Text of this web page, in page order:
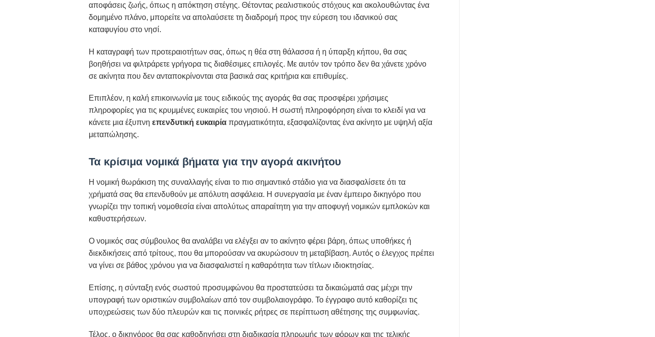
αποφάσεις ζωής, όπως η απόκτηση στέγης. Θέτοντας ρεαλιστικούς στόχους και ακολουθώντας ένα
δομημένο πλάνο, μπορείτε να απολαύσετε τη διαδρομή προς την εύρεση του ιδανικού σας
καταφυγίου στο νησί.
Η καταγραφή των προτεραιοτήτων σας, όπως η θέα στη θάλασσα ή η ύπαρξη κήπου, θα σας
βοηθήσει να φιλτράρετε γρήγορα τις διαθέσιμες επιλογές. Με αυτόν τον τρόπο δεν θα χάνετε χρόνο
σε ακίνητα που δεν ανταποκρίνονται στα βασικά σας κριτήρια και επιθυμίες.
Επιπλέον, η καλή επικοινωνία με τους ειδικούς της αγοράς θα σας προσφέρει χρήσιμες
πληροφορίες για τις κρυμμένες ευκαιρίες του νησιού. Η σωστή πληροφόρηση είναι το κλειδί για να
κάνετε μια έξυπνη επενδυτική ευκαιρία πραγματικότητα, εξασφαλίζοντας ένα ακίνητο με υψηλή αξία
μεταπώλησης.
Τα κρίσιμα νομικά βήματα για την αγορά ακινήτου
Η νομική θωράκιση της συναλλαγής είναι το πιο σημαντικό στάδιο για να διασφαλίσετε ότι τα
χρήματά σας θα επενδυθούν με απόλυτη ασφάλεια. Η συνεργασία με έναν έμπειρο δικηγόρο που
γνωρίζει την τοπική νομοθεσία είναι απολύτως απαραίτητη για την αποφυγή νομικών εμπλοκών και
καθυστερήσεων.
Ο νομικός σας σύμβουλος θα αναλάβει να ελέγξει αν το ακίνητο φέρει βάρη, όπως υποθήκες ή
διεκδικήσεις από τρίτους, που θα μπορούσαν να ακυρώσουν τη μεταβίβαση. Αυτός ο έλεγχος πρέπει
να γίνει σε βάθος χρόνου για να διασφαλιστεί η καθαρότητα των τίτλων ιδιοκτησίας.
Επίσης, η σύνταξη ενός σωστού προσυμφώνου θα προστατεύσει τα δικαιώματά σας μέχρι την
υπογραφή των οριστικών συμβολαίων από τον συμβολαιογράφο. Το έγγραφο αυτό καθορίζει τις
υποχρεώσεις των δύο πλευρών και τις ποινικές ρήτρες σε περίπτωση αθέτησης της συμφωνίας.
Τέλος, ο δικηγόρος θα σας καθοδηγήσει στη διαδικασία πληρωμής των φόρων και της τελικής